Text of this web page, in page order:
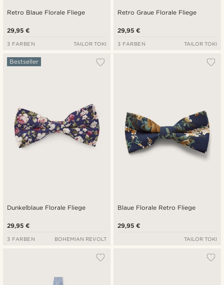
Retro Blaue Florale Fliege
29,95 €
3 FARBEN TAILOR TOKI
Retro Graue Florale Fliege
29,95 €
3 FARBEN TAILOR TOKI
Dunkelblaue Florale Fliege
Bestseller
29,95 €
3 FARBEN BOHEMIAN REVOLT
Blaue Florale Retro Fliege
29,95 €
TAILOR TOKI